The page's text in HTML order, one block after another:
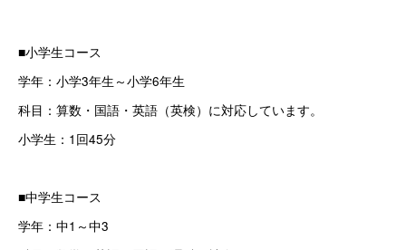
■小学生コース
学年：小学3年生～小学6年生
科目：算数・国語・英語（英検）に対応しています。
小学生：1回45分
■中学生コース
学年：中1～中3